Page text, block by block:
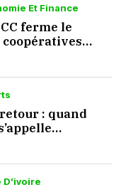
Et Finance
ferme le
coopératives
: quand
D’ivoire